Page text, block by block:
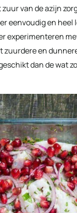
van de azijn
eenvoudig en heel
experimenteren
zuurdere en
dan de wat